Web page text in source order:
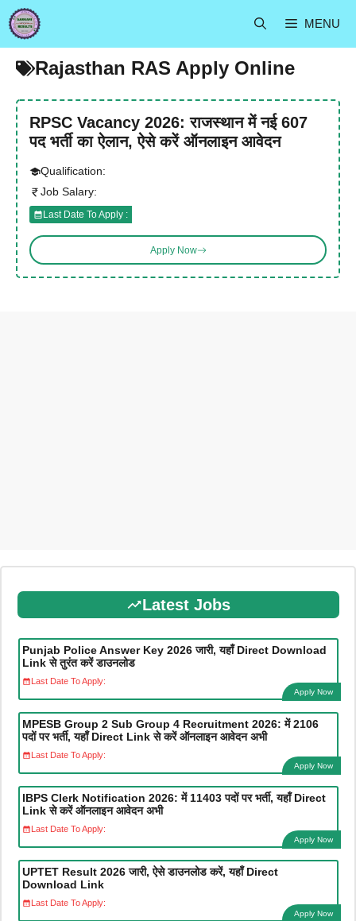
Skip
to
content
MENU
Rajasthan RAS Apply Online
RPSC Vacancy 2026: राजस्थान में नई 607
पद भर्ती का ऐलान, ऐसे करें ऑनलाइन आवेदन
Qualification:
Job Salary:
Last Date To Apply :
Apply Now
Latest Jobs
Punjab Police Answer Key 2026 जारी, यहाँ Direct Download
Link से तुरंत करें डाउनलोड
Last Date To Apply:
Apply Now
MPESB Group 2 Sub Group 4 Recruitment 2026: में 2106
पदों पर भर्ती, यहाँ Direct Link से करें ऑनलाइन आवेदन अभी
Last Date To Apply:
Apply Now
IBPS Clerk Notification 2026: में 11403 पदों पर भर्ती, यहाँ Direct
Link से करें ऑनलाइन आवेदन अभी
Last Date To Apply:
Apply Now
UPTET Result 2026 जारी, ऐसे डाउनलोड करें, यहाँ Direct
Download Link
Last Date To Apply:
Apply Now